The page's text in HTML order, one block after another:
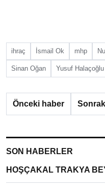
ihraç İsmail Ok mhp
Sinan Oğan Yusuf Halaçoğlu
Önceki haber
SON HABERLER
HOŞÇAKAL TRAKYA